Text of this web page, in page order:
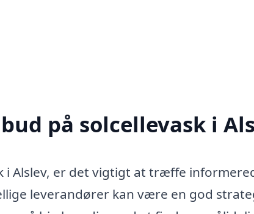
på solcellevask i
i Alslev, er det vigtigt at træffe
leverandører kan være en god